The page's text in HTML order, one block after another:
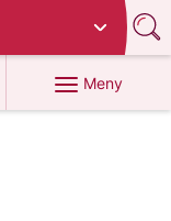
Meny